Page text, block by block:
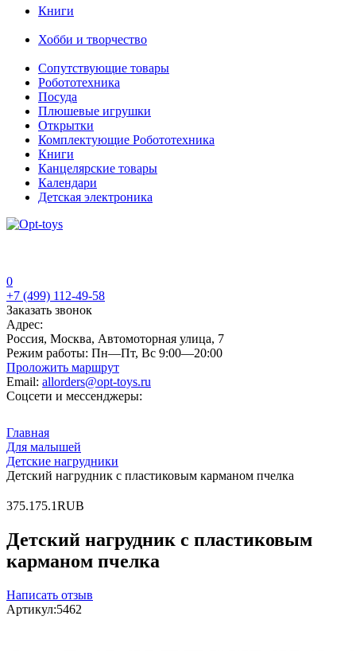
Книги
Хобби и творчество
Сопутствующие товары
Робототехника
Посуда
Плюшевые игрушки
Открытки
Комплектующие Робототехника
Книги
Канцелярские товары
Календари
Детская электроника
0
+7 (499) 112-49-58
Заказать звонок
Адрес:
Россия, Москва, Автомоторная улица, 7
Режим работы: Пн—Пт, Вс 9:00—20:00
Проложить маршрут
Email: allorders@opt-toys.ru
Соцсети и мессенджеры:
Главная
Для малышей
Детские нагрудники
Детский нагрудник с пластиковым карманом пчелка
375.1 75.1RUB
Детский нагрудник с пластиковым
карманом пчелка
Написать отзыв
Артикул:5462